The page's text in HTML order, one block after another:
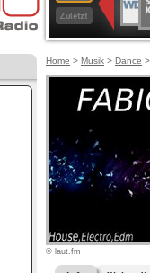
Zuletzt
2
Home > Musik > Dance >
© laut.fm